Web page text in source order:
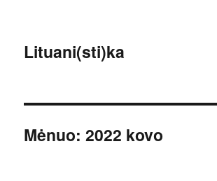
Lituani(sti)ka
Mėnuo:2022 kovo